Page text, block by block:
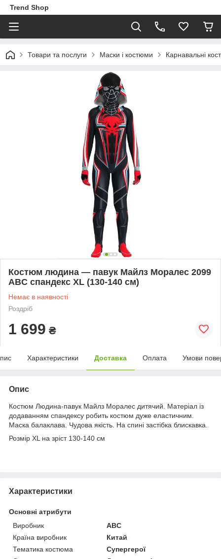
Trend Shop
Товари та послуги Маски і костюми Карнавальні
Костюм людина — павук Майлз Моралес 2099
ABC спандекс XL (130-140 см)
Немає в наявності
Роздріб
1 699 ₴
Характеристики Доставка Оплата Умови
Опис
Костюм Людина-павук Майлз Моралес дитячий. Матеріал із
додаванням спандексу робить костюм дуже еластичним.
Маска балаклава. Чудова якість. На спині застібка блискавка.
Розмір XL на зріст 130-140 см
Характеристики
Основні атрибути
Виробник
ABC
Країна виробник
Китай
Тематика костюма
Супергерої